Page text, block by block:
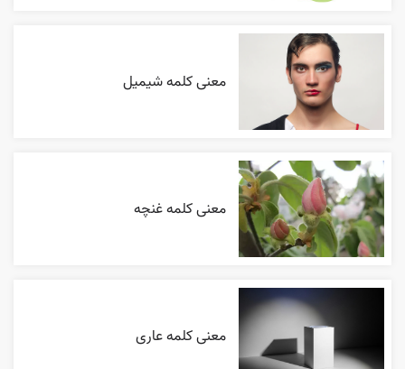
معنی کلمه شیمیل
معنی کلمه غنچه
معنی کلمه عاری